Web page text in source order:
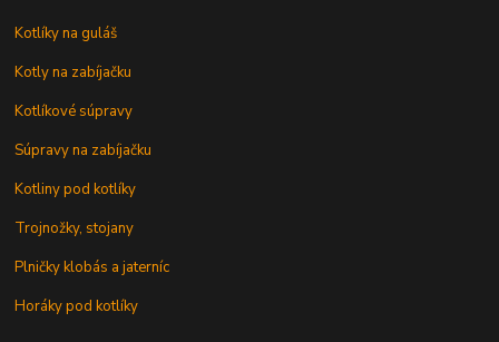
Kotlíky na guláš
Kotly na zabíjačku
Kotlíkové súpravy
Súpravy na zabíjačku
Kotliny pod kotlíky
Trojnožky, stojany
Plničky klobás a jaterníc
Horáky pod kotlíky